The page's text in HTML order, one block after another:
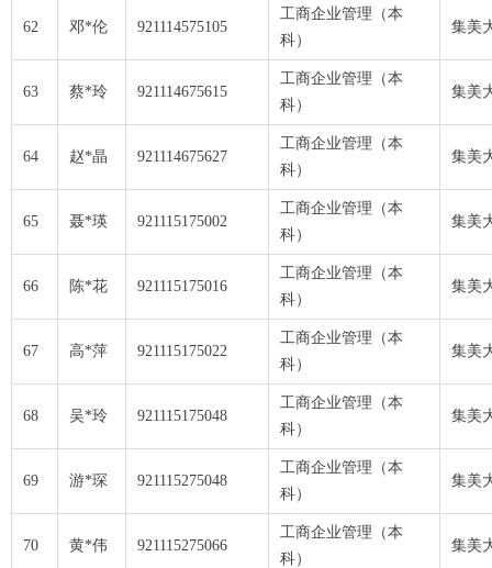
62 邓*伦 921114575105
工商企业管理（本
科）
集美
63 蔡*玲 921114675615
工商企业管理（本
科）
集美
64 赵*晶 921114675627
工商企业管理（本
科）
集美
65 聂*瑛 921115175002
工商企业管理（本
科）
集美
66 陈*花 921115175016
工商企业管理（本
科）
集美
67 高*萍 921115175022
工商企业管理（本
科）
集美
68 吴*玲 921115175048
工商企业管理（本
科）
集美
69 游*琛 921115275048
工商企业管理（本
科）
集美
70 黄*伟 921115275066
工商企业管理（本
科）
集美